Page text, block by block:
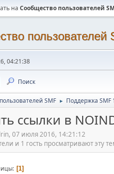
на Cообщество пользователей
пользователей
04:21:38
Поиск
SMF ► Поддержка SMF
ссылки в
07 июля 2016, 14:21:12
и 1 гость просматривают эту
1